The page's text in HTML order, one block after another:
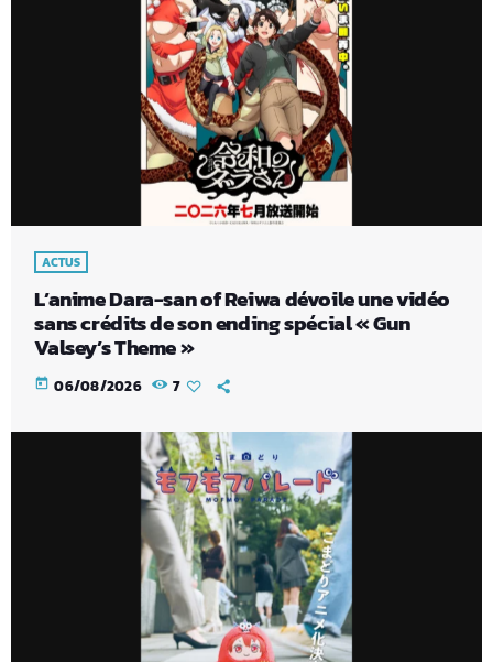
ACTUS
L’anime Dara-san of Reiwa dévoile une vidéo
sans crédits de son ending spécial « Gun
Valsey’s Theme »
today 06/08/2026 7